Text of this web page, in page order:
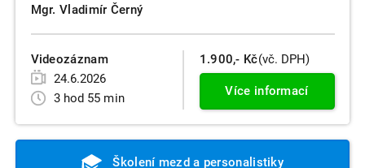
Mgr. Vladimír Černý
Videozáznam
24.6.2026
3 hod 55 min
1.900,- Kč(vč. DPH)
Více informací
Školení mezd a personalistiky